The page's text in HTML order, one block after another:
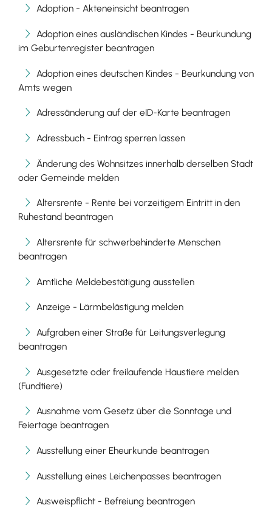
Adoption - Akteneinsicht beantragen
Adoption eines ausländischen Kindes - Beurkundung
im Geburtenregister beantragen
Adoption eines deutschen Kindes - Beurkundung von
Amts wegen
Adressänderung auf der eID-Karte beantragen
Adressbuch - Eintrag sperren lassen
Änderung des Wohnsitzes innerhalb derselben Stadt
oder Gemeinde melden
Altersrente - Rente bei vorzeitigem Eintritt in den
Ruhestand beantragen
Altersrente für schwerbehinderte Menschen
beantragen
Amtliche Meldebestätigung ausstellen
Anzeige - Lärmbelästigung melden
Aufgraben einer Straße für Leitungsverlegung
beantragen
Ausgesetzte oder freilaufende Haustiere melden
(Fundtiere)
Ausnahme vom Gesetz über die Sonntage und
Feiertage beantragen
Ausstellung einer Eheurkunde beantragen
Ausstellung eines Leichenpasses beantragen
Ausweispflicht - Befreiung beantragen